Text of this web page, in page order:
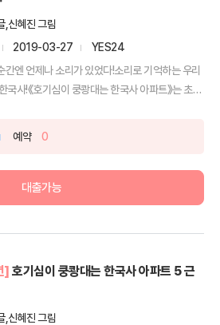
,신혜진 그림
2019-03-27
YES24
간엔 언제나 소리가 있었다!소리로 기억하는 우리
국사!《호기심이 쿵쾅대는 한국사 아파트》는 초등
예약 0
대출가능
] 호기심이 쿵쾅대는 한국사 아파트 5 근
,신혜진 그림